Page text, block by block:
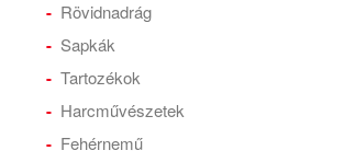
Rövidnadrág
Sapkák
Tartozékok
Harcművészetek
Fehérnemű